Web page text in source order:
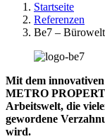
Startseite
Referenzen
Be7 –
Mit dem
METRO
Arbeitswelt, die
gewordene
wird.